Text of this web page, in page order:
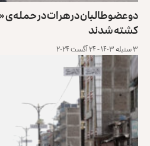
دو عضو طالبان در هرات در
کشته شدند
۳ سنبله ۱۴۰۳ - ۲۴ آگست ۲۰۲۴